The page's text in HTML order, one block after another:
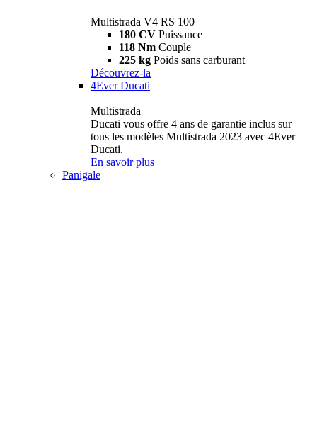
Multistrada V4 RS 100
180 CV Puissance
118 Nm Couple
225 kg Poids sans carburant
Découvrez-la
4Ever Ducati
Multistrada
Ducati vous offre 4 ans de garantie inclus sur
tous les modèles Multistrada 2023 avec 4Ever
Ducati.
En savoir plus
Panigale